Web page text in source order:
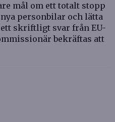
mål om ett totalt stopp
personbilar och lätta
ett skriftligt svar från EU-
bekräftas att